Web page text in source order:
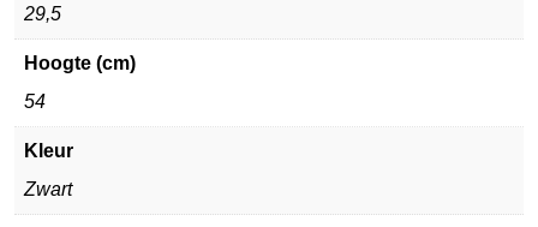
29,5
Hoogte (cm)
54
Kleur
Zwart